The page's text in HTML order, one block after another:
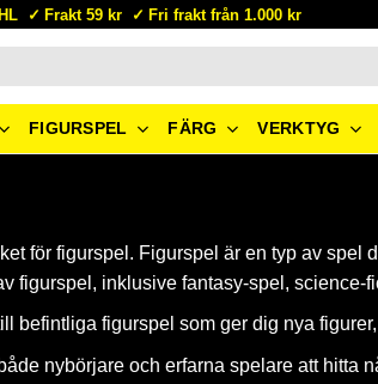
Frakt 59 kr Fri frakt från 1.000 kr
FIGURSPEL FÄRG VERKTYG
för figurspel. Figurspel är en typ av spel
figurspel, inklusive fantasy-spel, science-
figurspel som ger dig nya
nybörjare och erfarna spelare att hitta